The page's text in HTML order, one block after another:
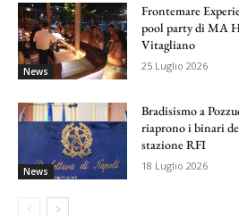
News
Frontemare
pool party di MA
Vitagliano
25 Luglio 2026
News
Bradisismo a
riaprono i binari
stazione RFI
18 Luglio 2026